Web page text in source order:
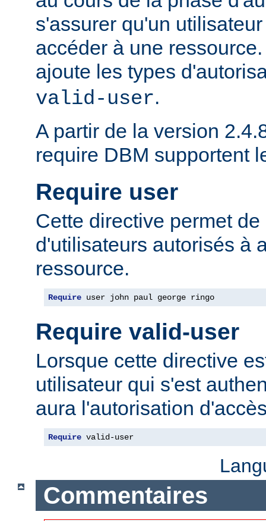
s'assurer qu'un
accéder à une
ajoute les types
valid-user.
A partir de la version
require DBM supportent
Require user
Cette directive permet
d'utilisateurs autorisés à
ressource.
Require user john paul george ringo
Require valid-user
Lorsque cette directive
utilisateur qui s'est
aura l'autorisation
Require valid-user
Commentaires